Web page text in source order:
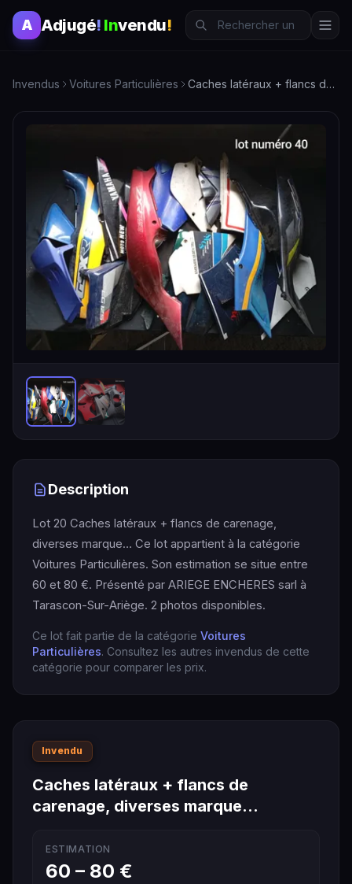
A Adjugé! Invendu!
Invendus Voitures Particulières Caches latéraux + flancs de carenage, diverses marque…
Description
Lot 20 Caches latéraux + flancs de carenage,
diverses marque… Ce lot appartient à la catégorie
Voitures Particulières. Son estimation se situe entre
60 et 80 €. Présenté par ARIEGE ENCHERES sarl à
Tarascon-Sur-Ariège. 2 photos disponibles.
Ce lot fait partie de la catégorie Voitures
Particulières. Consultez les autres invendus de cette
catégorie pour comparer les prix.
Invendu
Caches latéraux + flancs de
carenage, diverses marque…
ESTIMATION
60 – 80 €